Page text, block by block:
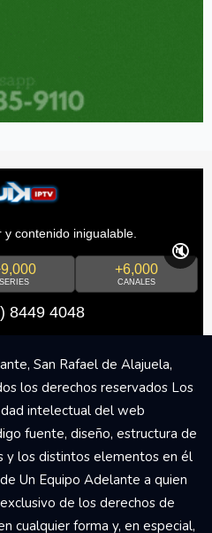
y contenido inigualable.
SERIES
+6,000
CANALES
8449 4048
🔇
San Rafael de Alajuela,
los derechos reservados Los
intelectual del web
fuente, diseño, estructura de
y los distintos elementos en él
Un Equipo Adelante a quien
de los derechos de
cualquier forma y, en especial,